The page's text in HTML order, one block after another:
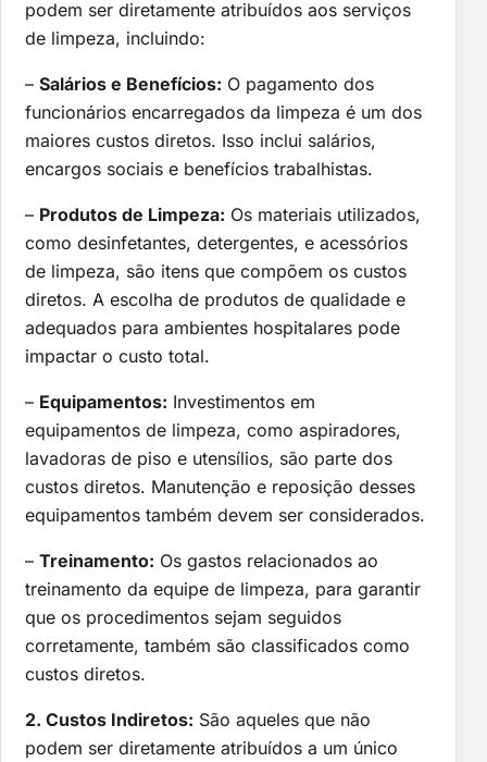
podem ser diretamente atribuídos aos serviços
de limpeza, incluindo:
– Salários e Benefícios: O pagamento dos
funcionários encarregados da limpeza é um dos
maiores custos diretos. Isso inclui salários,
encargos sociais e benefícios trabalhistas.
– Produtos de Limpeza: Os materiais utilizados,
como desinfetantes, detergentes, e acessórios
de limpeza, são itens que compõem os custos
diretos. A escolha de produtos de qualidade e
adequados para ambientes hospitalares pode
impactar o custo total.
– Equipamentos: Investimentos em
equipamentos de limpeza, como aspiradores,
lavadoras de piso e utensílios, são parte dos
custos diretos. Manutenção e reposição desses
equipamentos também devem ser considerados.
– Treinamento: Os gastos relacionados ao
treinamento da equipe de limpeza, para garantir
que os procedimentos sejam seguidos
corretamente, também são classificados como
custos diretos.
2. Custos Indiretos: São aqueles que não
podem ser diretamente atribuídos a um único